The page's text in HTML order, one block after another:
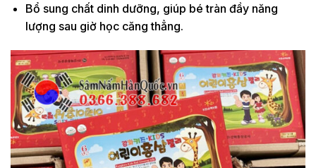
Bổ sung chất dinh dưỡng, giúp bé tràn đầy năng
lượng sau giờ học căng thẳng.